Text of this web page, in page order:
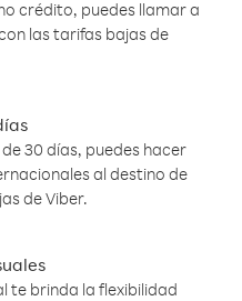
crédito, puedes llamar a
las tarifas bajas de
30 días, puedes hacer
al destino de
de Viber.
te brinda la flexibilidad